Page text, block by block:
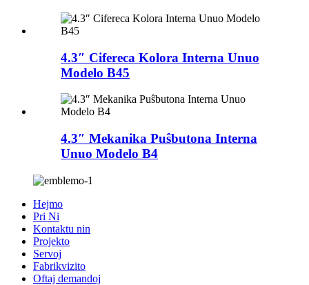
4.3″ Cifereca Kolora Interna Unuo
Modelo B45
4.3″ Mekanika Puŝbutona Interna
Unuo Modelo B4
Hejmo
Pri Ni
Kontaktu nin
Projekto
Servoj
Fabrikvizito
Oftaj demandoj